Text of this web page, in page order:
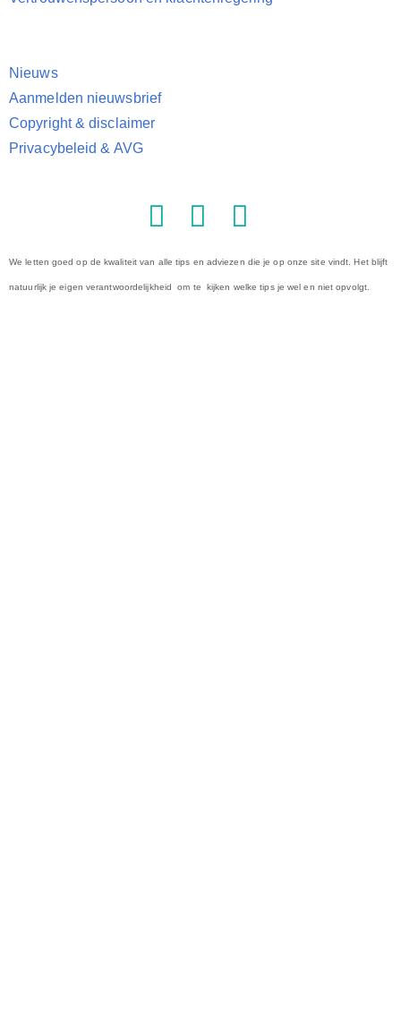
Nieuws
Aanmelden nieuwsbrief
Copyright & disclaimer
Privacybeleid & AVG
We letten goed op de kwaliteit van alle tips en adviezen die je op onze site vindt. Het blijft
natuurlijk je eigen verantwoordelijkheid om te kijken welke tips je wel en niet opvolgt.